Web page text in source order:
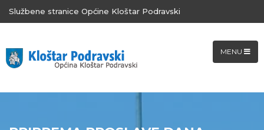
Službene stranice Općine Kloštar Podravski
MENU